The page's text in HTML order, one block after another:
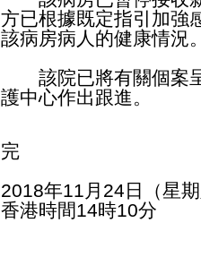
方已根據既定指引加強
該病房病人的健康情況
該院已將有關個案呈
護中心作出跟進。
完
2018年11月24日（星
香港時間14時10分